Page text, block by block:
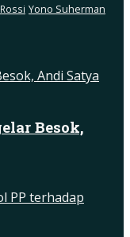
Yono Suherman
Besok,